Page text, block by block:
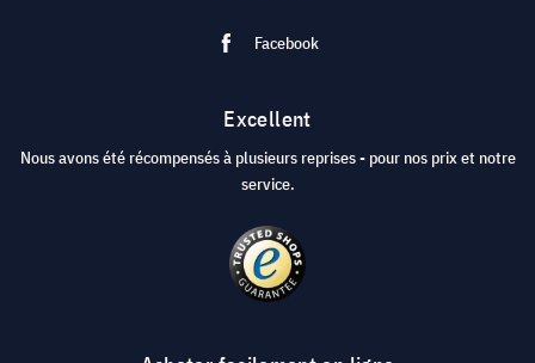
Facebook
Excellent
Nous avons été récompensés à plusieurs reprises - pour nos prix et notre
service.